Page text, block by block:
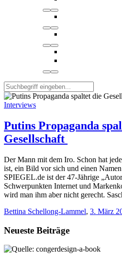
Interviews
Putins Propaganda
Gesellschaft
Der Mann mit dem Iro. Schon hat
ist, ein Bild vor sich und einen
SPIEGEL.de ist der 47-Jährige
Schwerpunkten Internet und
wird man ihm aber nicht gerecht.
Bettina Schellong-Lammel, 3. März
Neueste Beiträge